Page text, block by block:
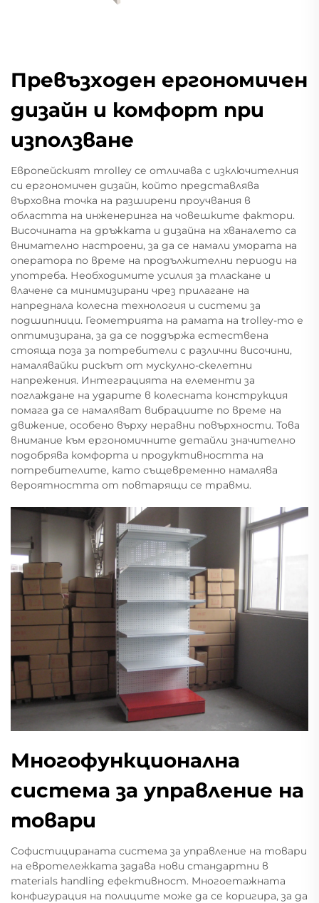
Превъзходен ергономичен
дизайн и комфорт при
използване
Европейският тrolley се отличава с изключителния
си ергономичен дизайн, който представлява
върховна точка на разширени проучвания в
областта на инженеринга на човешките фактори.
Височината на дръжката и дизайна на хваналето са
внимателно настроени, за да се намали умората на
оператора по време на продължителни периоди на
употреба. Необходимите усилия за тласкане и
влачене са минимизирани чрез прилагане на
напреднала колесна технология и системи за
подшипници. Геометрията на рамата на trolley-то е
оптимизирана, за да се поддържа естествена
стояща поза за потребители с различни височини,
намалявайки рискът от мускулно-скелетни
напрежения. Интеграцията на елементи за
поглаждане на ударите в колесната конструкция
помага да се намаляват вибрациите по време на
движение, особено върху неравни повърхности. Това
внимание към ергономичните детайли значително
подобрява комфорта и продуктивността на
потребителите, като същевременно намалява
вероятността от повтарящи се травми.
Многофункционална
система за управление на
товари
Софистицираната система за управление на товари
на евротележката задава нови стандартни в
materials handling ефективност. Многоетажната
конфигурация на полиците може да се коригира, за да